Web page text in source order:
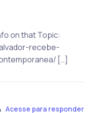
on that Topic:
recebe-
[…]
Acesse para responder